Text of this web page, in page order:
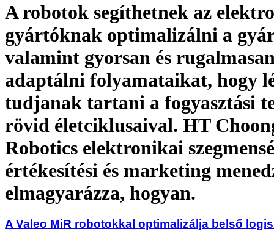
A robotok segíthetnek az
gyártóknak optimalizálni a
valamint gyorsan és
adaptálni folyamataikat, hogy
tudjanak tartani a fogyasztási
rövid életciklusaival. HT
Robotics elektronikai
értékesítési és marketing
elmagyarázza, hogyan.
A Valeo MiR robotokkal optimalizálja belső